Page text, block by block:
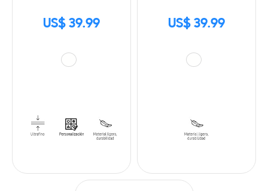
US$ 39.99 US$ 39.99